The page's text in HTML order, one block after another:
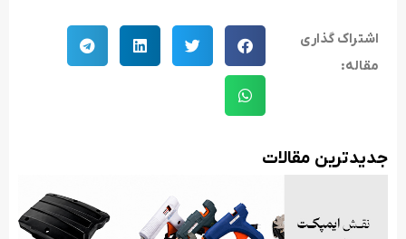
اشتراک گذاری
مقاله:
جدید‌ترین مقالات